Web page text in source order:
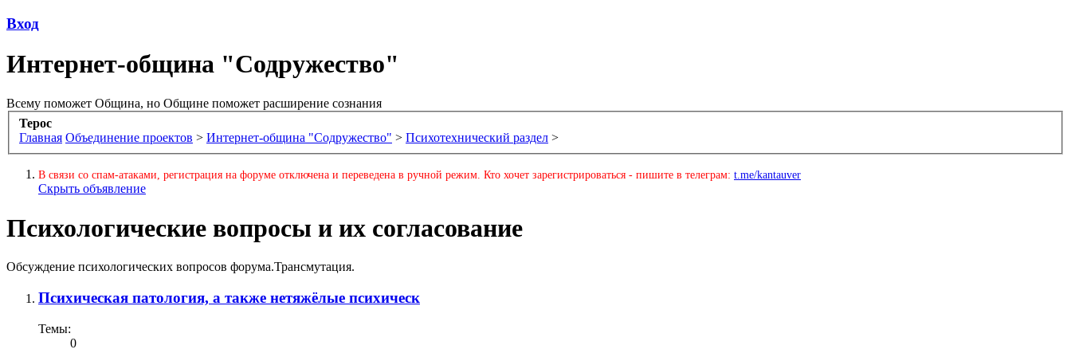
Вход
Интернет-община "Содружество"
Всему поможет Община, но Общине поможет расширение сознания
Терос
Главная Объединение проектов > Интернет-община "Содружество" > Психотехнический раздел >
В связи со спам-атаками, регистрация на форуме отключена и переведена в ручной режим. Кто хочет зарегистрироваться - пишите в телеграм: t.me/kantauver
Скрыть объявление
Психологические вопросы и их согласование
Обсуждение психологических вопросов форума.Трансмутация.
Психическая патология, а также нетяжёлые психическ
Темы:
0